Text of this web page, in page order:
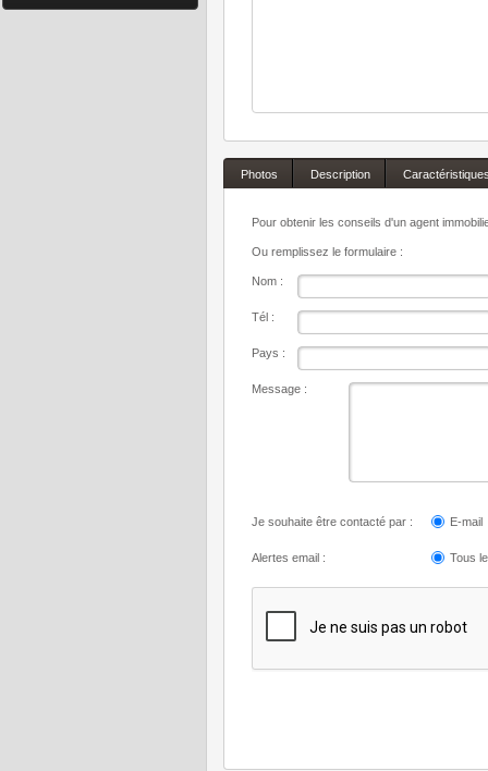
Photos Description
Pour obtenir les conseils d'un agent
Ou remplissez le formulaire :
Nom :
Tél :
Pays :
Message :
Je souhaite être contacté par : E-mail
Alertes email : Tous